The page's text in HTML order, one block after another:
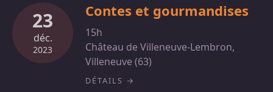
23
déc.
2023
Contes et gourmandises
15h
Château de Villeneuve-Lembron,
Villeneuve (63)
DÉTAILS